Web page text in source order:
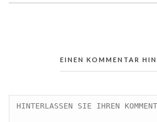
EINEN KOMMENTAR